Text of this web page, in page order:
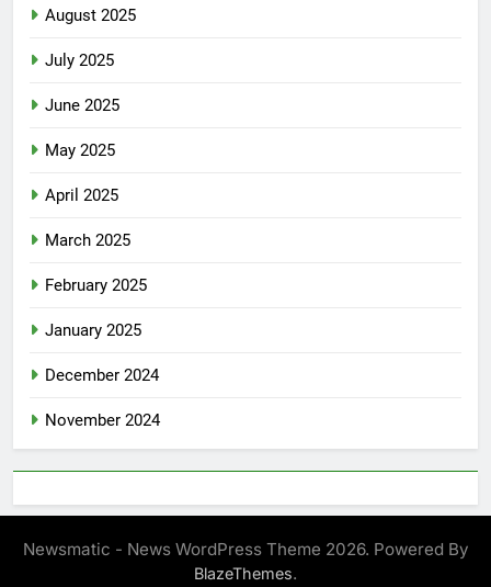
August 2025
July 2025
June 2025
May 2025
April 2025
March 2025
February 2025
January 2025
December 2024
November 2024
Newsmatic - News WordPress Theme 2026. Powered By
BlazeThemes.